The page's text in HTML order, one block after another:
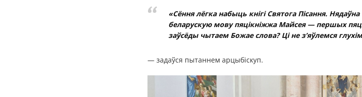
«Сёння лёгка набыць кнігі Святога Пісання.
беларускую мову пяцікніжжа Майсея — першых
заўсёды чытаем Божае слова? Ці не з’яўлемся
— задаўся пытаннем арцыбіскуп.